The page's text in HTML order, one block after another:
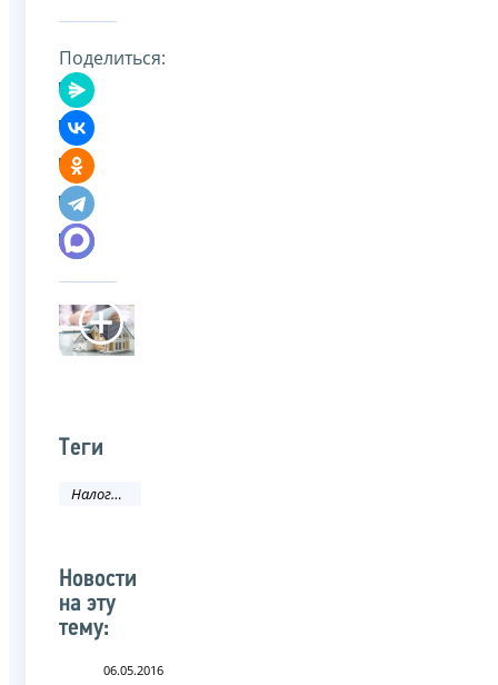
Поделиться:
Теги
Налоговое законодательство
Новости
на эту
тему:
06.05.2016